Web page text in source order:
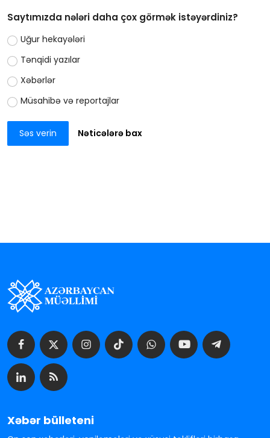
Saytımızda nələri daha çox görmək istəyərdiniz?
Uğur hekayələri
Tənqidi yazılar
Xəbərlər
Müsahibə və reportajlar
Səs verin Nəticələrə bax
Xəbər bülleteni